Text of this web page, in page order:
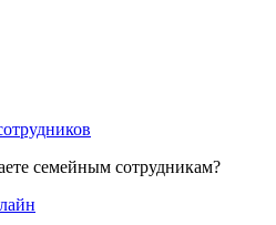
семейным сотрудникам?